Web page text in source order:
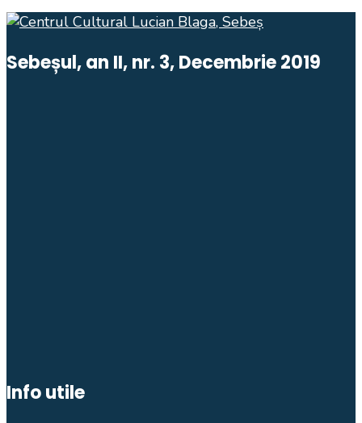
Sebeșul, an II, nr. 3, Decembrie 2019
Info utile